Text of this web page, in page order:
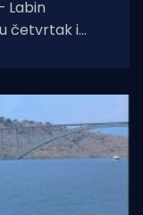
Labin
četvrtak i